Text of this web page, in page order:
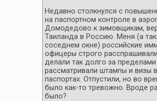
Недавно столкнулся с
на паспортном контроле в
Домодедово к зимовщикам,
Таиланда в Россию. Меня (а
соседнем окне) российские
офицеры строго
делали так долго за
рассматривали штампы и визы
паспортах. Отпустили, но во
было как-то тревожно. Вроде
было?